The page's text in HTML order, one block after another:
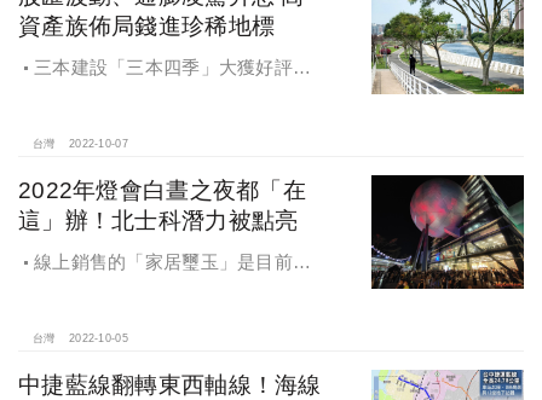
資產族佈局錢進珍稀地標
三本建設「三本四季」大獲好評、
案由亞洲建築大師姚仁喜主理，植入
打造以人文、品味交織的都會地景，
為小檜溪勾勒出傲人天際線。
台灣 2022-10-07
2022年燈會白晝之夜都「在
這」辦！北士科潛力被點亮
線上銷售的「家居璽玉」是目前唯
型。銷售人員透露，76坪悉數完銷，
台灣 2022-10-05
中捷藍線翻轉東西軸線！海線